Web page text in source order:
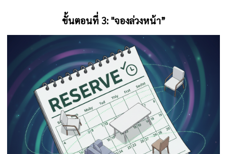
ขั้นตอนที่ 3: "จองล่วงหน้า”